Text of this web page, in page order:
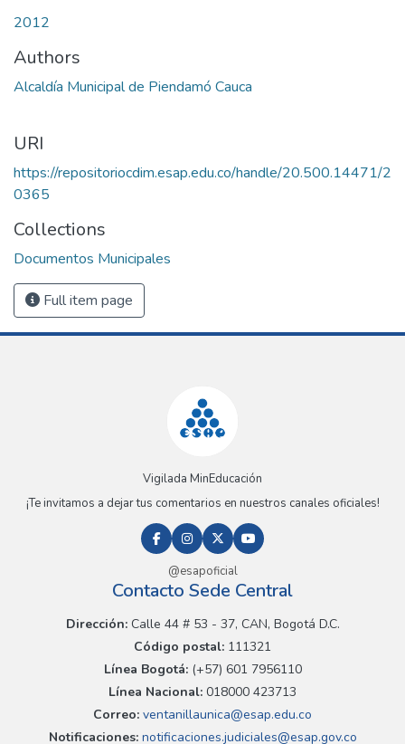
2012
Authors
Alcaldía Municipal de Piendamó Cauca
URI
https://repositoriocdim.esap.edu.co/handle/20.500.14471/2
0365
Collections
Documentos Municipales
Full item page
Vigilada MinEducación
¡Te invitamos a dejar tus comentarios en nuestros canales oficiales!
@esapoficial
Contacto Sede Central
Dirección:Calle 44 # 53 - 37, CAN, Bogotá D.C.
Código postal: 111321
Línea Bogotá:(+57) 601 7956110
Línea Nacional: 018000 423713
Correo: ventanillaunica@esap.edu.co
Notificaciones:notificaciones.judiciales@esap.gov.co